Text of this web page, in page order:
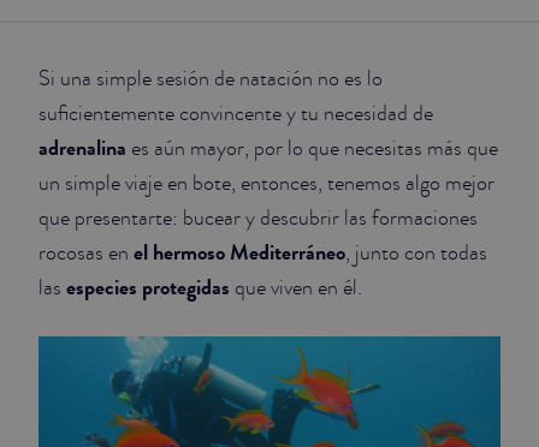
Si una simple sesión de natación no es lo
suficientemente convincente y tu necesidad de
adrenalina es aún mayor, por lo que necesitas más que
un simple viaje en bote, entonces, tenemos algo mejor
que presentarte: bucear y descubrir las formaciones
rocosas en el hermoso Mediterráneo, junto con todas
las especies protegidas que viven en él.
DOUBLE INN CATHÉDRALE
SUPÉRIEURE
JUNIOR SUITES
SUITE